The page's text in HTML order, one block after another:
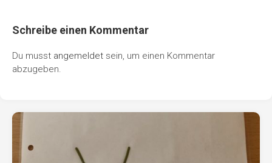
Schreibe einen Kommentar
Du musst angemeldet sein, um einen Kommentar
abzugeben.